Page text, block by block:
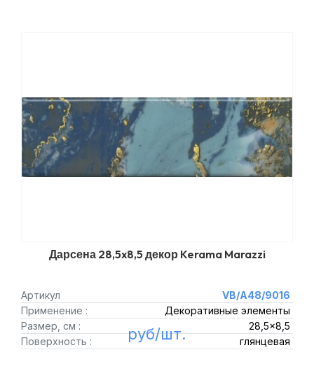
Дарсена 28,5x8,5 декор Kerama Marazzi
Артикул
VB/A48/9016
Применение :
Декоративные элементы
Размер, см :
28,5x8,5
Поверхность :
глянцевая
руб/шт.